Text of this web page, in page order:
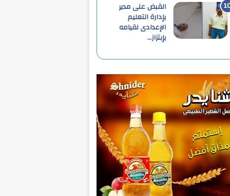
القبض على مدير
بإدارة التعليم
الإعدادى لقيامه
بإبتزاز…